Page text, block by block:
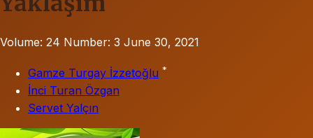
Volume: 24 Number: 3 June 30, 2021
Gamze Turgay İzzetoğlu *
İnci Turan Özgan
Servet Yalçın